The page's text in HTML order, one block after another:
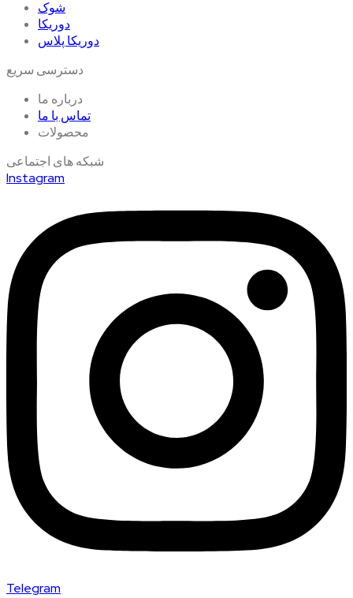
شوک
دوریکا
دوریکا پلاس
دسترسی سریع
درباره ما
تماس با ما
محصولات
شبکه های اجتماعی
Instagram
Telegram